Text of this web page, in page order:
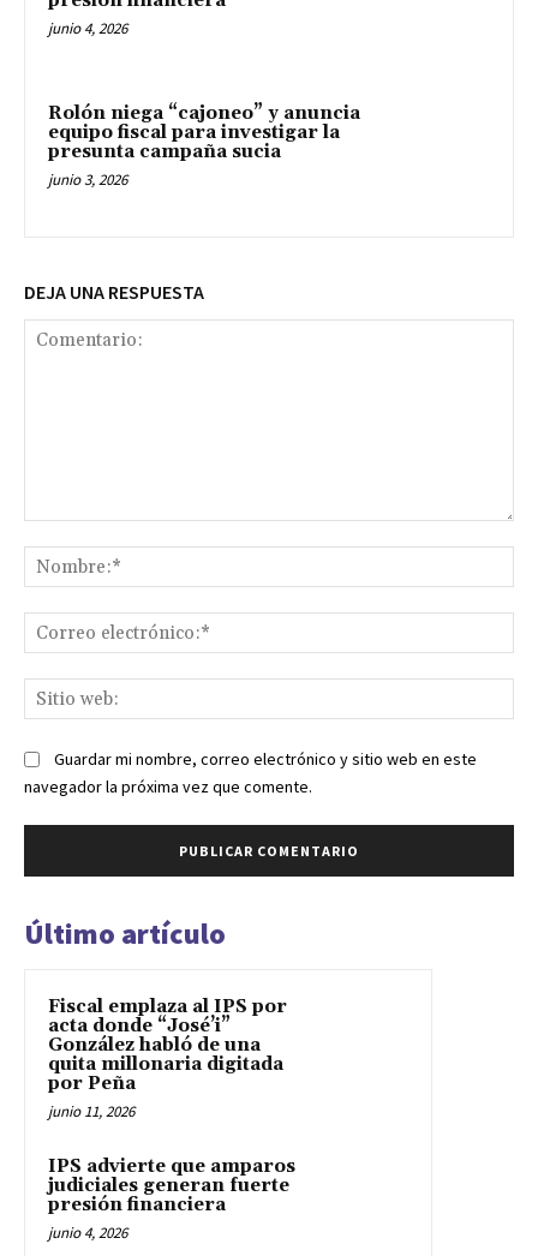
junio 4, 2026
Rolón niega “cajoneo” y anuncia
equipo fiscal para investigar la
presunta campaña sucia
junio 3, 2026
DEJA UNA RESPUESTA
Guardar mi nombre, correo electrónico y sitio web en este
navegador la próxima vez que comente.
Último artículo
Fiscal emplaza al IPS por
acta donde “José’i”
González habló de una
quita millonaria digitada
por Peña
junio 11, 2026
IPS advierte que amparos
judiciales generan fuerte
presión financiera
junio 4, 2026